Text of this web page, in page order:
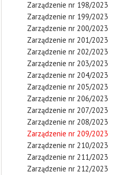
Zarządzenie nr 198/2023
Zarządzenie nr 199/2023
Zarządzenie nr 200/2023
Zarządzenie nr 201/2023
Zarządzenie nr 202/2023
Zarządzenie nr 203/2023
Zarządzenie nr 204/2023
Zarządzenie nr 205/2023
Zarządzenie nr 206/2023
Zarządzenie nr 207/2023
Zarządzenie nr 208/2023
Zarządzenie nr 209/2023
Zarządzenie nr 210/2023
Zarządzenie nr 211/2023
Zarządzenie nr 212/2023